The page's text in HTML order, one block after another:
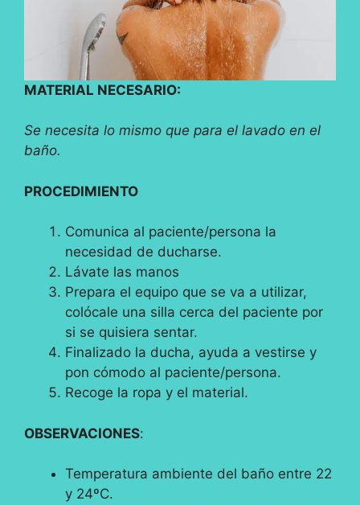
MATERIAL NECESARIO:
Se necesita lo mismo que para el lavado en el
baño.
PROCEDIMIENTO
Comunica al paciente/persona la
necesidad de ducharse.
Lávate las manos
Prepara el equipo que se va a utilizar,
colócale una silla cerca del paciente por
si se quisiera sentar.
Finalizado la ducha, ayuda a vestirse y
pon cómodo al paciente/persona.
Recoge la ropa y el material.
OBSERVACIONES:
Temperatura ambiente del baño entre 22
y 24ºC.